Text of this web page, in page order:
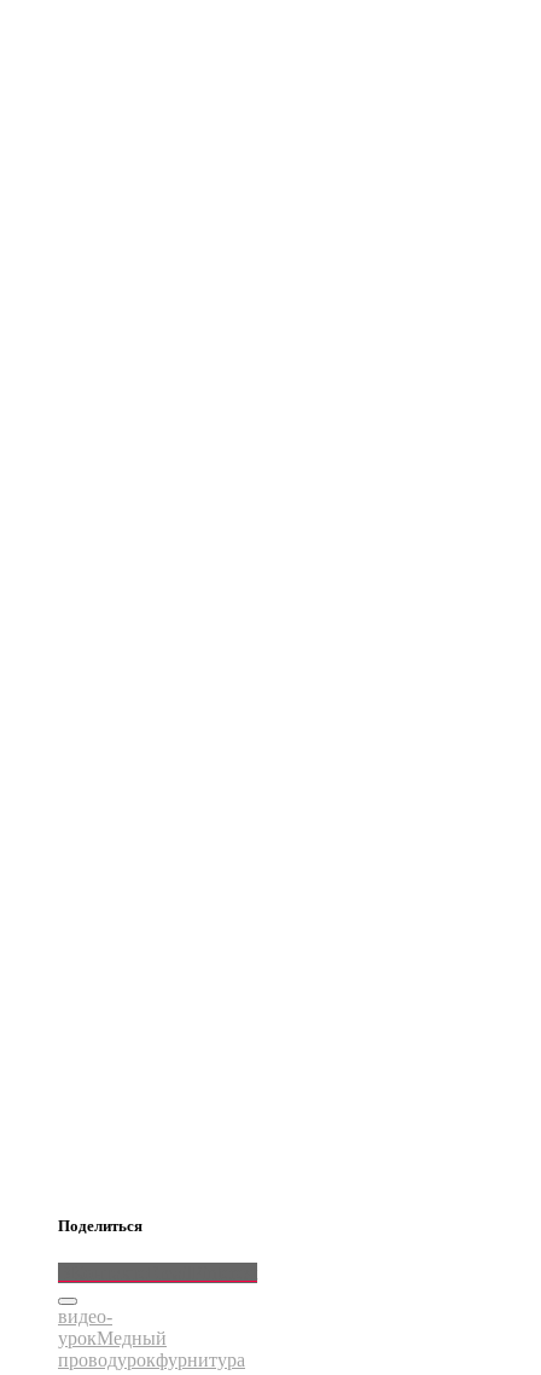
Поделиться
видео-
урокМедный
проводурокфурнитура